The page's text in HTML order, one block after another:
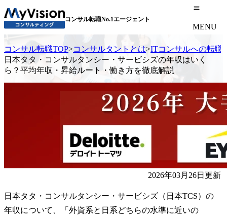
コンサル転職No.1エージェント
MENU
コンサル転職TOP>コンサルタントとは>ITコンサルへの転職
日本タタ・コンサルタンシー・サービシズの年収はいく
ら？平均年収・昇給ルート・働き方を徹底解説
2026年03月26日更新
日本タタ・コンサルタンシー・サービシズ（日本TCS）の
年収について、「外資系と日系どちらの水準に近いの